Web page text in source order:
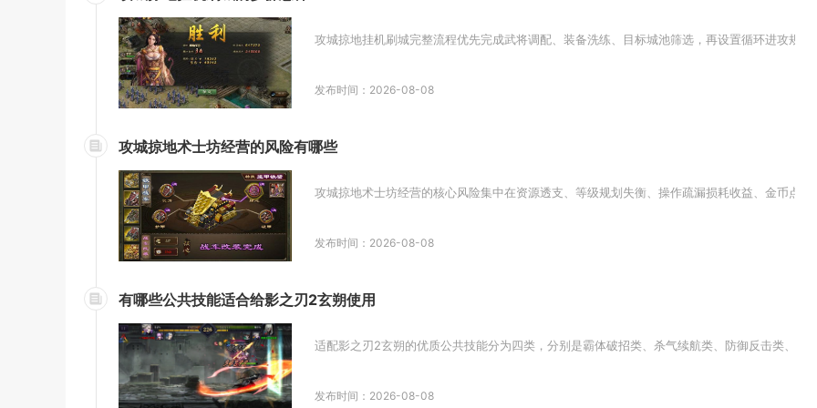
攻城掠地挂机刷城完整流程优先完成武将调配、装备洗练、目标城池筛选，再设置循环进攻规则
发布时间：2026-08-08
攻城掠地术士坊经营的风险有哪些
攻城掠地术士坊经营的核心风险集中在资源透支、等级规划失衡、操作疏漏损耗收益、金币点券
发布时间：2026-08-08
有哪些公共技能适合给影之刃2玄朔使用
适配影之刃2玄朔的优质公共技能分为四类，分别是霸体破招类、杀气续航类、防御反击类、残
发布时间：2026-08-08